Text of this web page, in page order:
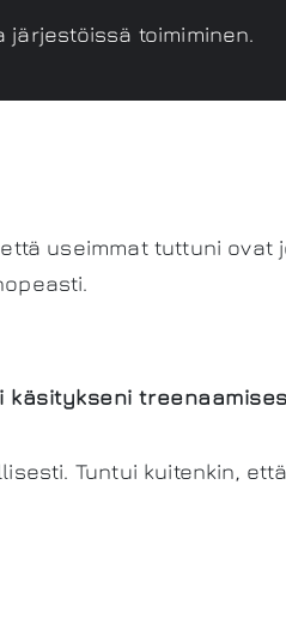
järjestöissä toimiminen.
useimmat tuttuni ovat
käsitykseni
Tuntui kuitenkin,